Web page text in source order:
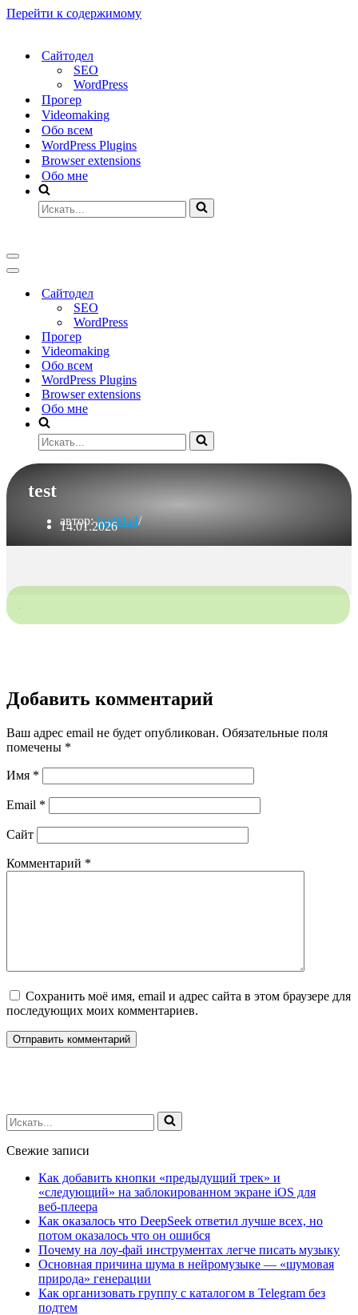
Перейти к содержимому
Сайтодел
SEO
WordPress
Прогер
Videomaking
Обо всем
WordPress Plugins
Browser extensions
Обо мне
Искать...
Меню
навигации
Меню
навигацииСайтодел
SEO
WordPress
Прогер
Videomaking
Обо всем
WordPress Plugins
Browser extensions
Обо мне
Искать...
test
автор:bor0da4
14.01.2026
Добавить комментарий
Ваш адрес email не будет опубликован. Обязательные поля
помечены *
Имя *
Email *
Сайт
Комментарий *
Сохранить моё имя, email и адрес сайта в этом браузере для
последующих моих комментариев.
Искать...
Свежие записи
Как добавить кнопки «предыдущий трек» и
«следующий» на заблокированном экране iOS для
веб‑плеера
Как оказалось что DeepSeek ответил лучше всех, но
потом оказалось что он ошибся
Почему на лоу-фай инструментах легче писать музыку
Основная причина шума в нейромузыке — «шумовая
природа» генерации
Как организовать группу с каталогом в Telegram без
подтем